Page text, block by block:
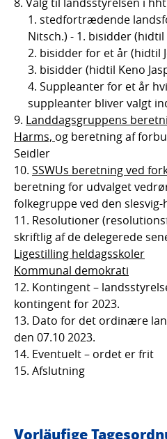
Valg til landsstyrelsen i
stedfortrædende
Nitsch.) - 1. bisidder
bisidder for et år (hidtil
bisidder (hidtil Keno
Suppleanter for et år
suppleanter bliver valgt
Landdagsgruppens
Harms, og beretning af
Seidler
SSWUs beretning ved
beretning for udvalget
folkegruppe ved den
Resolutioner
skriftlig af de delegerede
Ligestilling heldagsskoler
Kommunal demokrati
Kontingent –
kontingent for 2023.
Dato for det ordinære
den 07.10 2023.
Eventuelt – ordet er frit
Afslutning
Vorläufige